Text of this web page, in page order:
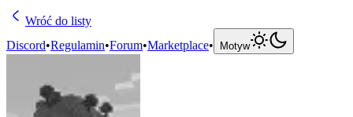
Wróć do listy
Discord•Regulamin•Forum•Marketplace• Motyw